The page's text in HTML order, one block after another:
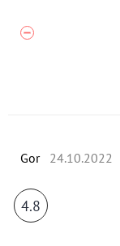
Gor 24.10.2022
4.8